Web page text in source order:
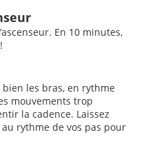
En 10 minutes,
les bras, en rythme
mouvements trop
la cadence. Laissez
rythme de vos pas pour